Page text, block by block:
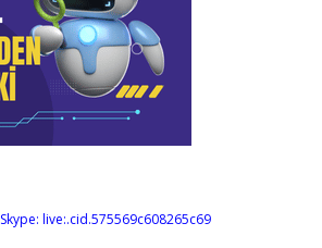
Skype: live:.cid.575569c608265c69